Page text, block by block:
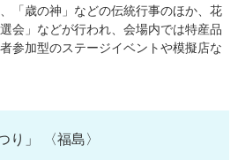
「歳の神」などの伝統行事のほか、花
会」などが行われ、会場内では特産品
参加型のステージイベントや模擬店な
り」 〈福島〉